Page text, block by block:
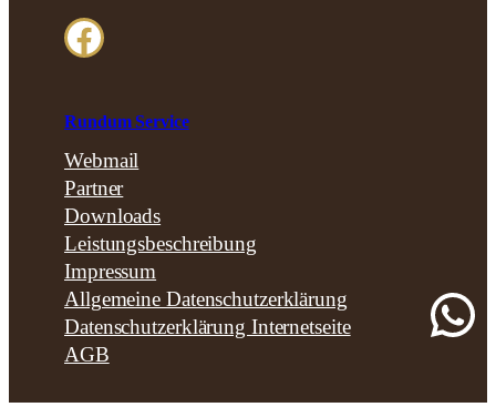
Facebook
Rundum Service
Webmail
Partner
Downloads
Leistungsbeschreibung
Impressum
Allgemeine Datenschutzerklärung
Datenschutzerklärung Internetseite
AGB